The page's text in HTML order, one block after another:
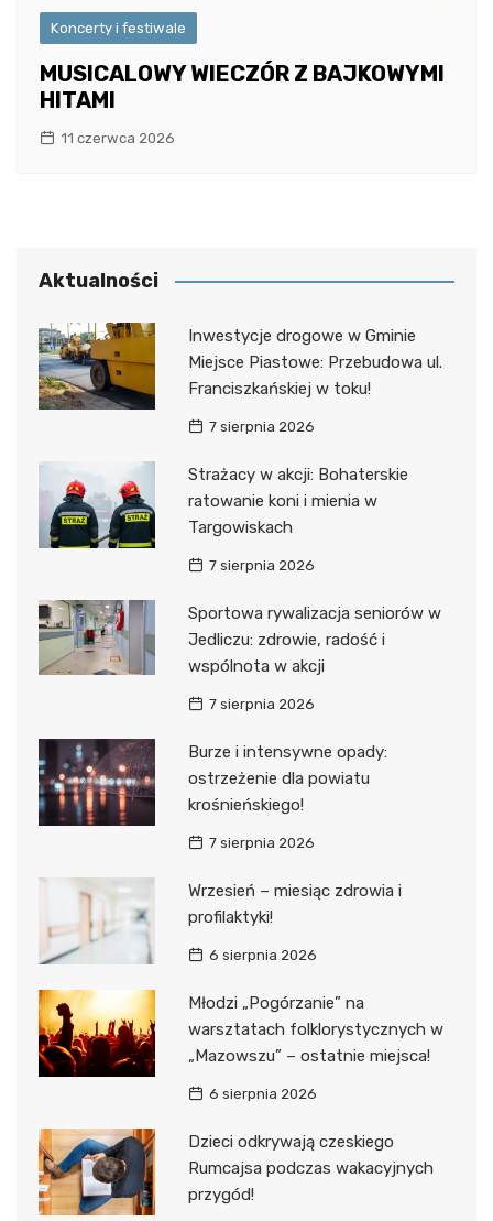
Koncerty i festiwale
MUSICALOWY WIECZÓR Z BAJKOWYMI
HITAMI
11 czerwca 2026
Aktualności
Inwestycje drogowe w Gminie
Miejsce Piastowe: Przebudowa ul.
Franciszkańskiej w toku!
7 sierpnia 2026
Strażacy w akcji: Bohaterskie
ratowanie koni i mienia w
Targowiskach
7 sierpnia 2026
Sportowa rywalizacja seniorów w
Jedliczu: zdrowie, radość i
wspólnota w akcji
7 sierpnia 2026
Burze i intensywne opady:
ostrzeżenie dla powiatu
krośnieńskiego!
7 sierpnia 2026
Wrzesień – miesiąc zdrowia i
profilaktyki!
6 sierpnia 2026
Młodzi „Pogórzanie” na
warsztatach folklorystycznych w
„Mazowszu” – ostatnie miejsca!
6 sierpnia 2026
Dzieci odkrywają czeskiego
Rumcajsa podczas wakacyjnych
przygód!